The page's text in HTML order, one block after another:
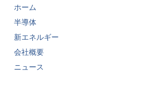
ン
ホーム
半導体
新エネルギー
会社概要
ニュース